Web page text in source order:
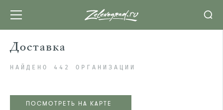
Доставка
НАЙДЕНО 442 ОРГАНИЗАЦИИ
ПОСМОТРЕТЬ НА КАРТЕ